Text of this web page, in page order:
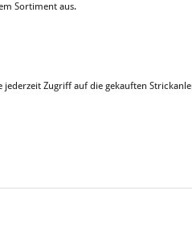
Sortiment aus.
jederzeit Zugriff auf die gekauften